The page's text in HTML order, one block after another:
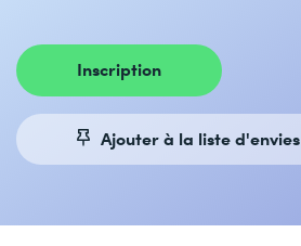
Inscription
Ajouter à la liste d'envies